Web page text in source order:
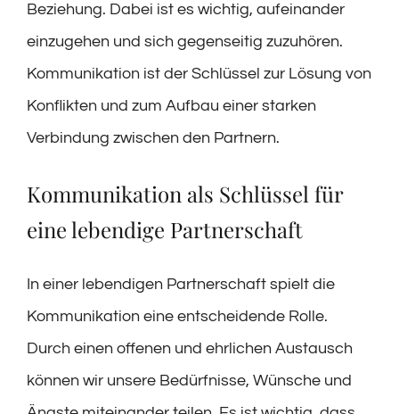
Beziehung. Dabei ist es wichtig, aufeinander
einzugehen und sich gegenseitig zuzuhören.
Kommunikation ist der Schlüssel zur Lösung von
Konflikten und zum Aufbau einer starken
Verbindung zwischen den Partnern.
Kommunikation als Schlüssel für
eine lebendige Partnerschaft
In einer lebendigen Partnerschaft spielt die
Kommunikation eine entscheidende Rolle.
Durch einen offenen und ehrlichen Austausch
können wir unsere Bedürfnisse, Wünsche und